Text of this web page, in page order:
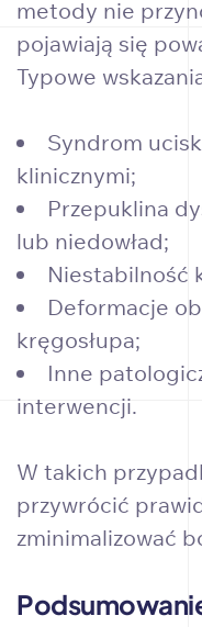
metody nie
pojawiają się
Typowe
Syndrom
klinicznymi;
Przepuklina
lub niedowład;
Niestabilność
Deformacje
kręgosłupa;
Inne
interwencji.
W takich
przywrócić
zminimalizować